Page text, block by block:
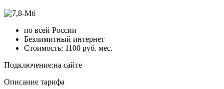
по всей России
Безлимитный интернет
Стоимость: 1100 руб. мес.
Подключение:на сайте
Описание тарифа